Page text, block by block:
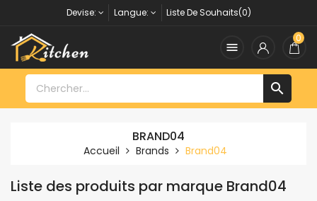
Devise: Langue: Liste De Souhaits(0)

0

BRAND04
Accueil Brands Brand04
Liste des produits par marque Brand04